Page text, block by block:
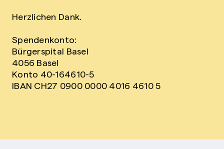
Herzlichen Dank.
Spendenkonto:
Bürgerspital Basel
4056 Basel
Konto 40-164610-5
IBAN CH27 0900 0000 4016 4610 5